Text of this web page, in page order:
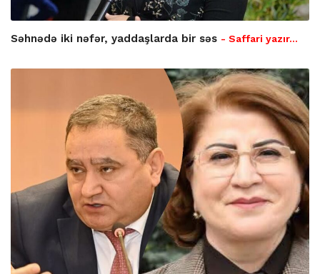
Səhnədə iki nəfər, yaddaşlarda bir səs - Saffari yazır…